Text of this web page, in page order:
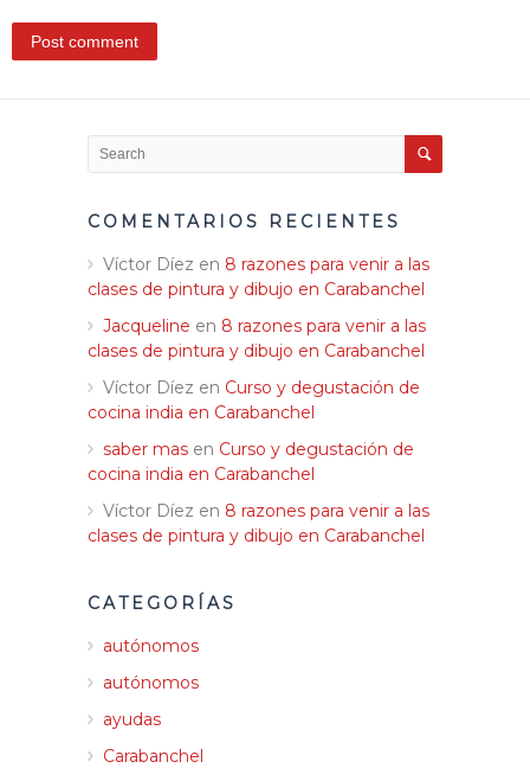
COMENTARIOS RECIENTES
Víctor Díez en 8 razones para venir a las
clases de pintura y dibujo en Carabanchel
Jacqueline en 8 razones para venir a las
clases de pintura y dibujo en Carabanchel
Víctor Díez en Curso y degustación de
cocina india en Carabanchel
saber mas en Curso y degustación de
cocina india en Carabanchel
Víctor Díez en 8 razones para venir a las
clases de pintura y dibujo en Carabanchel
CATEGORÍAS
autónomos
autónomos
ayudas
Carabanchel